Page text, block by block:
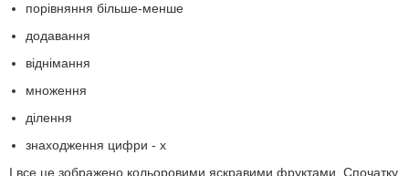
порівняння більше-менше
додавання
віднімання
множення
ділення
знаходження цифри - х
І все це зображено кольоровими яскравими фруктами. Спочатку